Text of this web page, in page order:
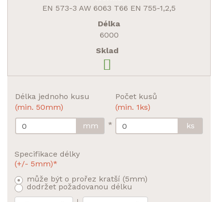
EN 573-3 AW 6063 T66 EN 755-1,2,5
6000
Délka jednoho kusu
(min. 50mm)
mm
*
Počet kusů
(min. 1ks)
ks
Specifikace délky
(+/- 5mm)*
může být o prořez kratší (5mm)
dodržet požadovanou délku